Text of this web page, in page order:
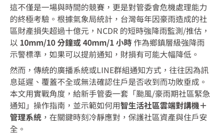
這不僅是一場與時間的競賽，更是對管委會危機處理能力
的終極考驗。根據氣象局統計，台灣每年因豪雨造成的社
區財產損失超過十億元，NCDR 的短時強降雨監測/推估，
以 10mm/10 分鐘或 40mm/1 小時作為鄉鎮層級強降雨
示警標準，如果可以提前通知，財損有可能大幅降低。
然而，傳統的廣播系統或LINE群組通知方式，往往因為訊
息延遲、覆蓋不全或無法確認住戶是否收到而功敗垂成。
本文用實戰角度，給新手管委一套「颱風/豪雨期社區緊急
通知」操作指南，並示範如何用智生活社區雲端對講機＋
管理系統 ，在關鍵時刻冷靜應對，保護社區資產與住戶安
全。